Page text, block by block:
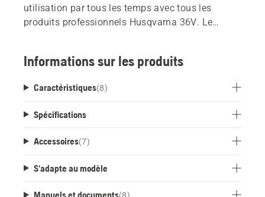
utilisation par tous les temps avec tous les
produits professionnels Husqvarna 36V. Le
connecter avec Husqvarna Fleet Services.
Informations sur les produits
Caractéristiques(8)
Spécifications
Accessoires(7)
S'adapte au modèle
Manuels et documents